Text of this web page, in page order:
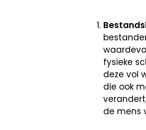
fysieke
deze vol
die ook
de mens